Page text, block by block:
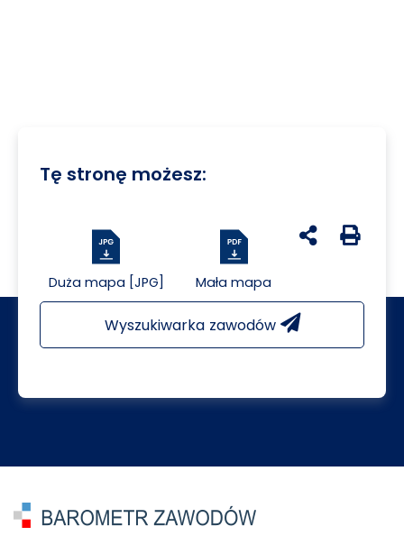
Tę stronę możesz:
Duża mapa [JPG] Mała mapa
udostępnij na
Generuj
Wyszukiwarka zawodów